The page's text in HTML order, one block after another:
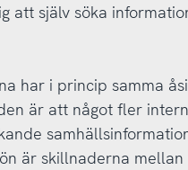
att själv söka
har i princip samma
är att något fler
är skillnaderna mellan